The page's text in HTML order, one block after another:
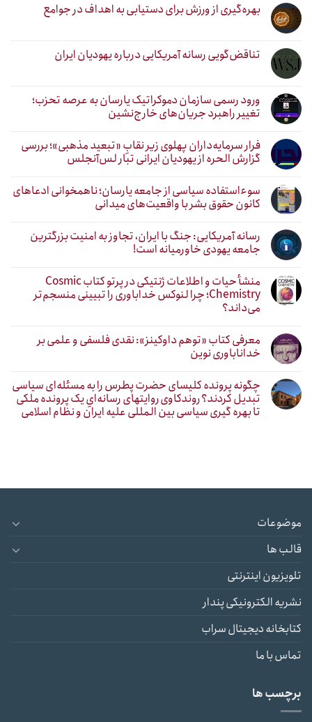
بهره‌گیری از ورزش برای دستیابی به اهداف در جوامع
تناقض‌گویی رسانه آمریکایی درباره یهودیان ایران
ورود رسمی سازمان دموکراتیک یارسان به عرصه تحزب؛
تغییر راهبرد جریان‌های خارج‌نشین
فرار سرمایه‌داران پهلوی زیر نقابِ «تبعید مذهبی»؛ بررسی
گزارش الحره از یهودیان ایرانی تبار لس‌آنجلس
سوءاستفاده سیاسی از جامعه یارسان؛ ناهمخوانی ادعاهای
کانون حقوق بشر با واقعیت‌های میدانی
رسانه آمریکایی: جنگ با ایران، تجاوز به امنیت بزرگترین
جامعه یهودی خاورمیانه است!
منشأ حیات و اطلاعات ژنتیکی در پرتو کتاب Cosmic
Chemistry؛ چرا لنوکس خداباوری را تبیینی منسجم‌تر
می‌داند؟
معرفی کتاب «توهم داوکینز»: نقدی فلسفی و علمی بر
خداناباوری نوین
چگونه پرونده کلیسای حضرت پطرس را به مسئله‌ای سیاسی
تبدیل کردند؟ روندکاوی روایتهای رسانه‌ایِ یک پرونده ملکی
تا بهره گیری سیاسی بین المللی علیه ایران و نظام اسلامی
موضوعات
قالب ها
تلویزیون اینترنتی
نشریه الکترونیکی پندار
کتابخانه دیجیتال سراب
تماس با ما
برچسب ها